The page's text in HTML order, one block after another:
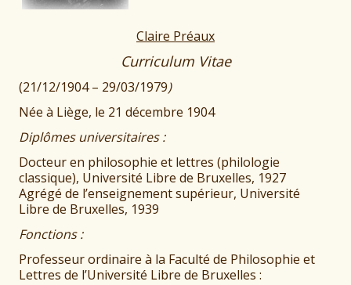
Claire Préaux
Curriculum Vitae
(21/12/1904 – 29/03/1979)
Née à Liège, le 21 décembre 1904
Diplômes universitaires :
Docteur en philosophie et lettres (philologie
classique), Université Libre de Bruxelles, 1927
Agrégé de l’enseignement supérieur, Université
Libre de Bruxelles, 1939
Fonctions :
Professeur ordinaire à la Faculté de Philosophie et
Lettres de l’Université Libre de Bruxelles :